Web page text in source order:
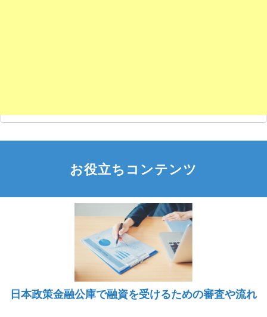
お役立ちコンテンツ
日本政策金融公庫で融資を受けるための審査や流れ